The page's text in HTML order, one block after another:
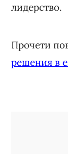
лидерство.
Прочети
решения в